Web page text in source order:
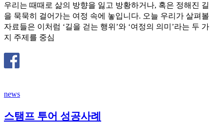
우리는 때때로 삶의 방향을 잃고 방황하거나, 혹은 정해진 길
을 묵묵히 걸어가는 여정 속에 놓입니다. 오늘 우리가 살펴볼
자료들은 이처럼 ‘길을 걷는 행위’와 ‘여정의 의미’라는 두 가
지 주제를 중심
news
스탬프 투어 성공사례